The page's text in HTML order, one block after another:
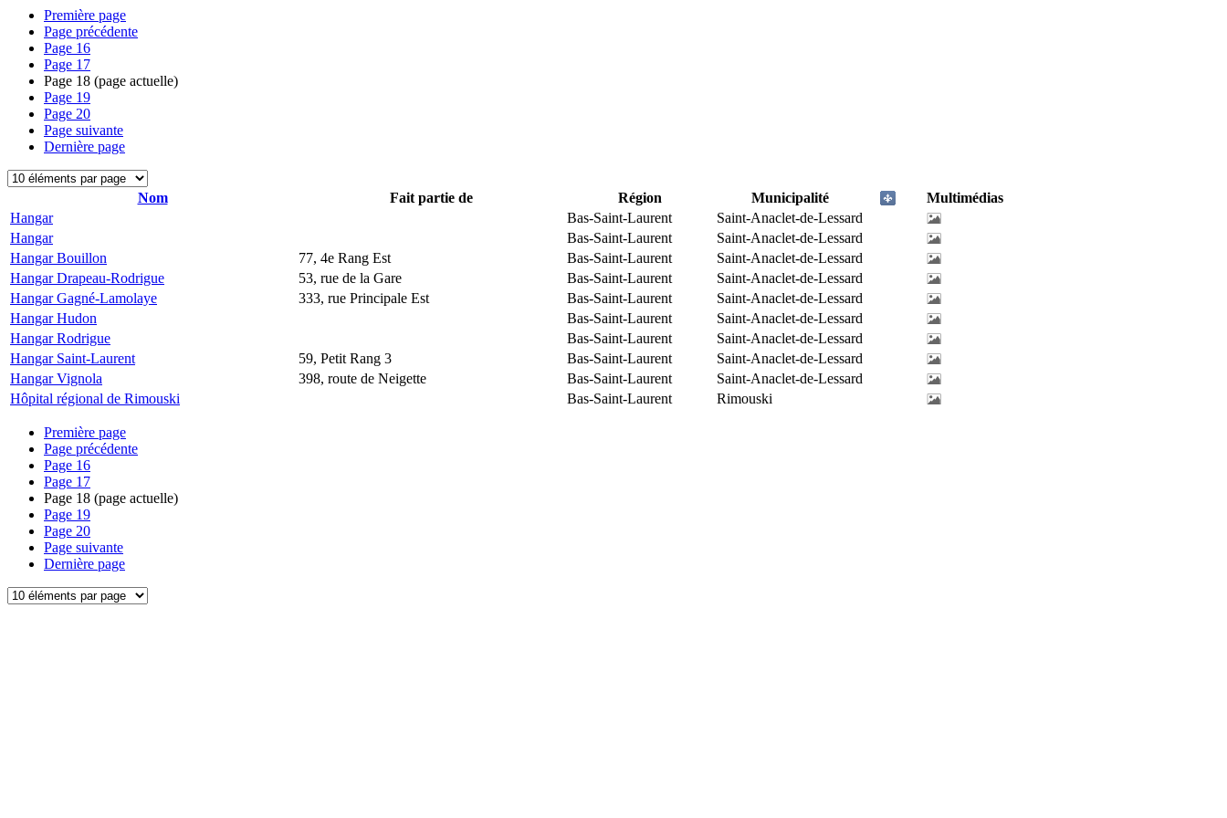
Première page
Page précédente
Page 16
Page 17
Page 18 (page actuelle)
Page 19
Page 20
Page suivante
Dernière page
Nom Fait partie de Région Municipalité
Multimédias
Hangar
Bas-Saint-Laurent
Saint-Anaclet-de-Lessard
Hangar
Bas-Saint-Laurent
Saint-Anaclet-de-Lessard
Hangar Bouillon
77, 4e Rang Est Bas-Saint-Laurent
Saint-Anaclet-de-Lessard
Hangar Drapeau-Rodrigue
53, rue de la Gare Bas-Saint-Laurent
Saint-Anaclet-de-Lessard
Hangar Gagné-Lamolaye
333, rue Principale Est Bas-Saint-Laurent
Saint-Anaclet-de-Lessard
Hangar Hudon
Bas-Saint-Laurent
Saint-Anaclet-de-Lessard
Hangar Rodrigue
Bas-Saint-Laurent
Saint-Anaclet-de-Lessard
Hangar Saint-Laurent
59, Petit Rang 3 Bas-Saint-Laurent
Saint-Anaclet-de-Lessard
Hangar Vignola
398, route de Neigette Bas-Saint-Laurent
Saint-Anaclet-de-Lessard
Hôpital régional de Rimouski
Bas-Saint-Laurent Rimouski
Première page
Page précédente
Page 16
Page 17
Page 18 (page actuelle)
Page 19
Page 20
Page suivante
Dernière page